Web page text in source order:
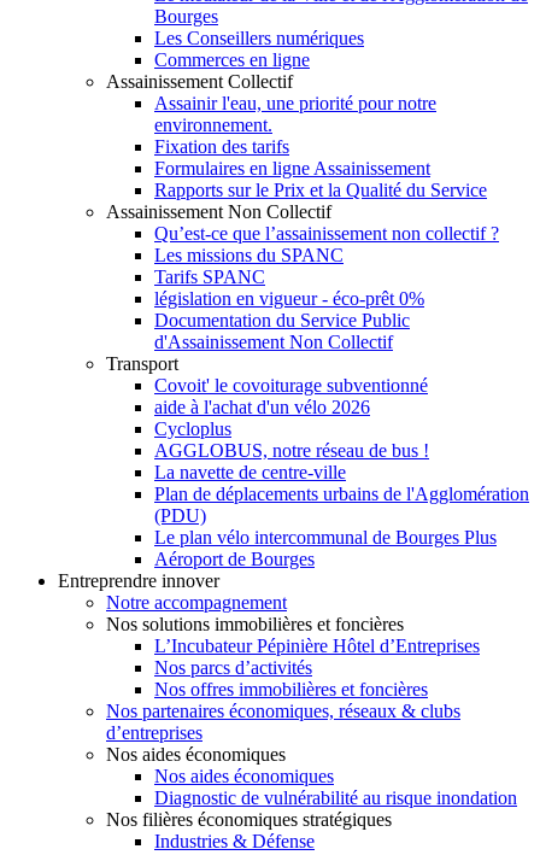
Bourges
Les Conseillers numériques
Commerces en ligne
Assainissement Collectif
Assainir l'eau, une priorité pour notre
environnement.
Fixation des tarifs
Formulaires en ligne Assainissement
Rapports sur le Prix et la Qualité du Service
Assainissement Non Collectif
Qu’est-ce que l’assainissement non collectif ?
Les missions du SPANC
Tarifs SPANC
législation en vigueur - éco-prêt 0%
Documentation du Service Public
d'Assainissement Non Collectif
Transport
Covoit' le covoiturage subventionné
aide à l'achat d'un vélo 2026
Cycloplus
AGGLOBUS, notre réseau de bus !
La navette de centre-ville
Plan de déplacements urbains de l'Agglomération
(PDU)
Le plan vélo intercommunal de Bourges Plus
Aéroport de Bourges
Entreprendre innover
Notre accompagnement
Nos solutions immobilières et foncières
L’Incubateur Pépinière Hôtel d’Entreprises
Nos parcs d’activités
Nos offres immobilières et foncières
Nos partenaires économiques, réseaux & clubs
d’entreprises
Nos aides économiques
Nos aides économiques
Diagnostic de vulnérabilité au risque inondation
Nos filières économiques stratégiques
Industries & Défense